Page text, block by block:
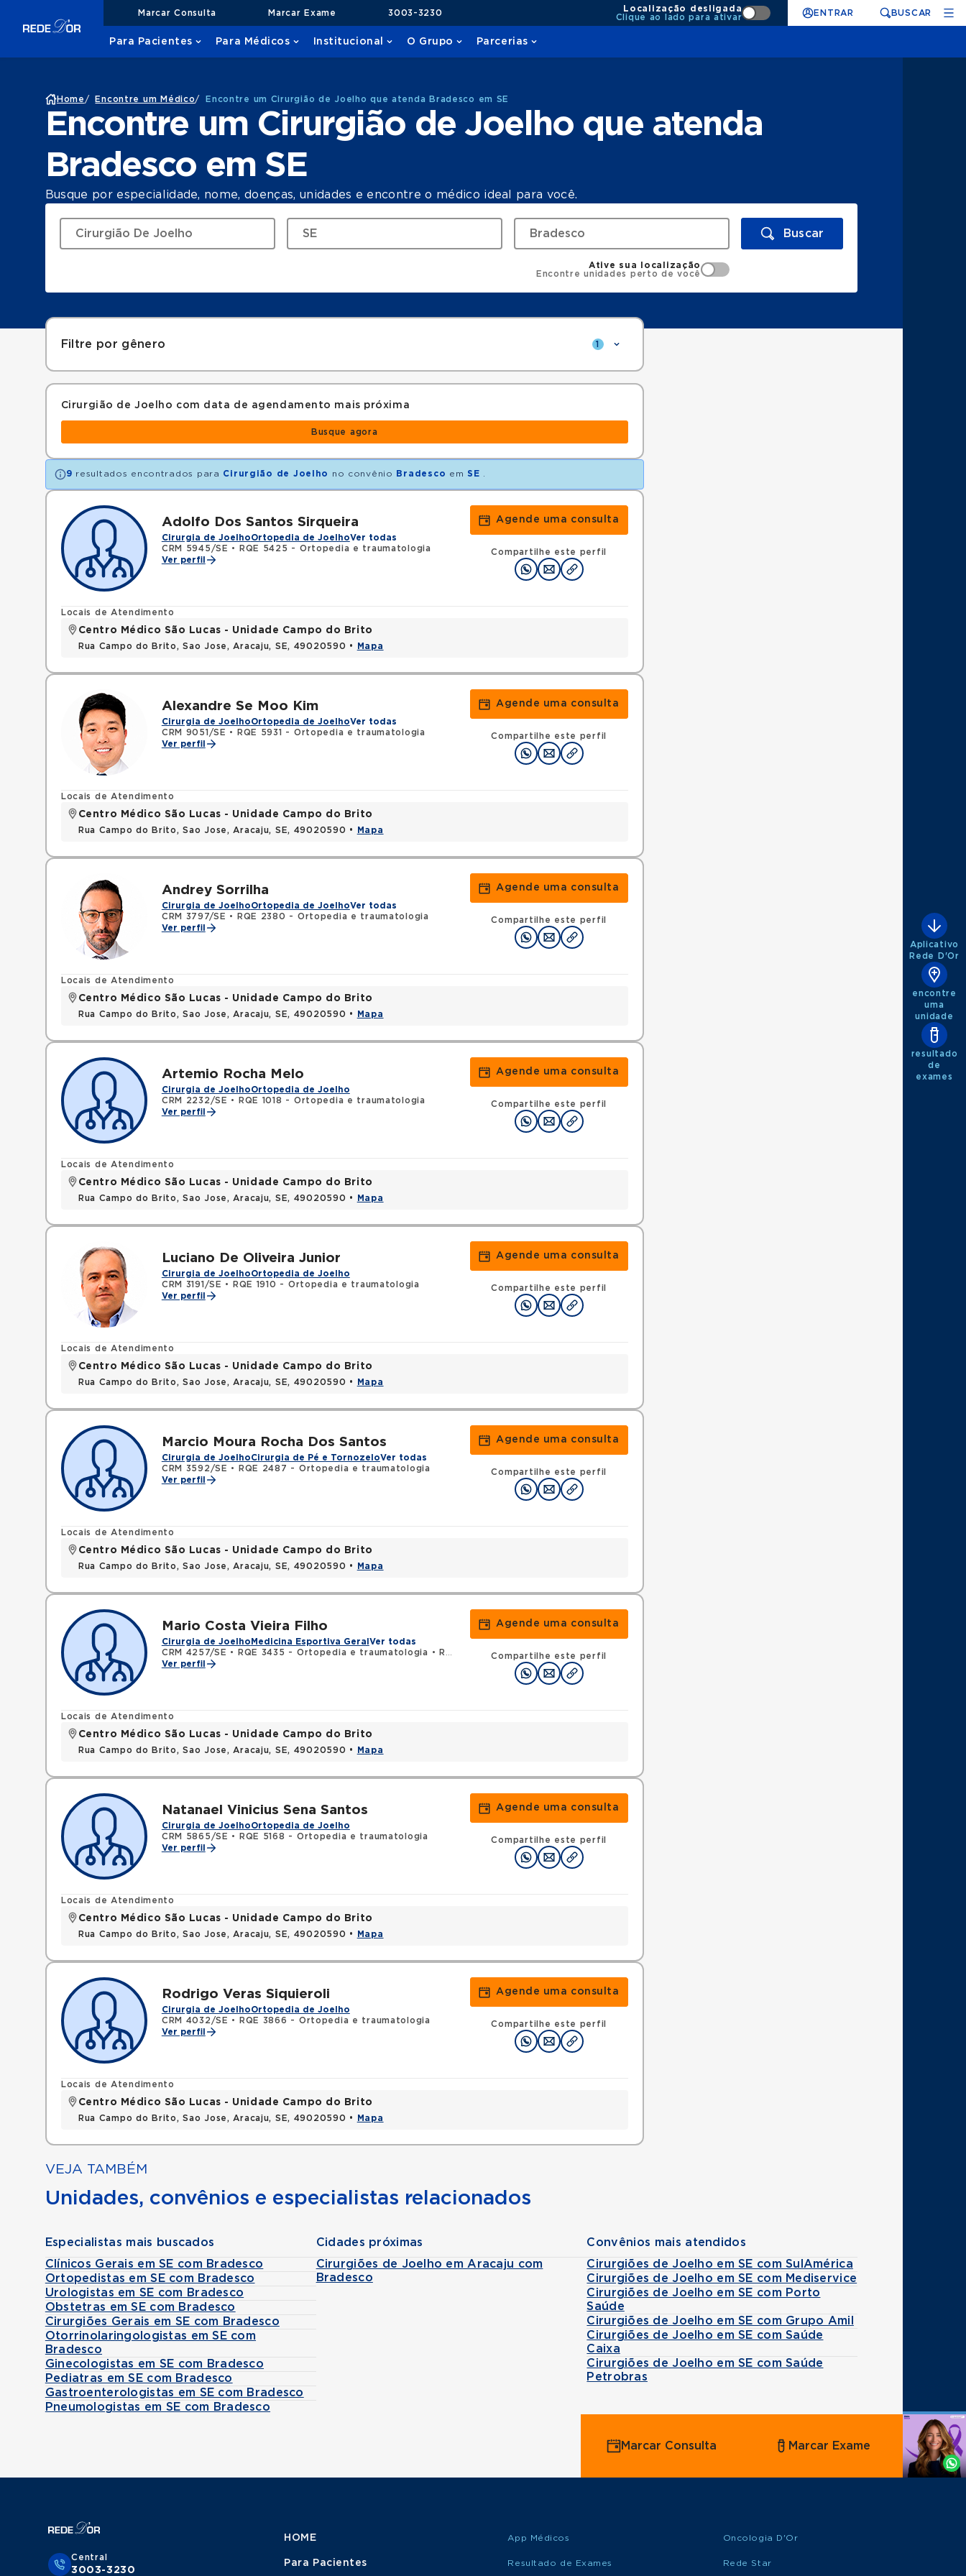
Marcar Consulta Marcar Exame 3003-3230
Localização desligada
Clique ao lado para ativar
ENTRAR BUSCAR
Para Pacientes Para Médicos Institucional O Grupo Parcerias
Home / Encontre um Médico/ Encontre um Cirurgião de Joelho que atenda Bradesco em SE
Encontre um Cirurgião de Joelho que atenda
Bradesco em SE
Busque por especialidade, nome, doenças, unidades e encontre o médico ideal para você.
Buscar
Ative sua localização
Encontre unidades perto de você
Filtre por gênero 1
Cirurgião de Joelho com data de agendamento mais próxima
Busque agora
9 resultados encontrados para Cirurgião de Joelho no convênio Bradesco em SE
Adolfo Dos Santos Sirqueira
Cirurgia de JoelhoOrtopedia de JoelhoVer todas
CRM 5945/SE •
RQE 5425 - Ortopedia e traumatologia
Ver perfil
Agende uma consulta
Compartilhe este perfil
Locais de Atendimento
Centro Médico São Lucas - Unidade Campo do Brito
Rua Campo do Brito, Sao Jose, Aracaju, SE, 49020590 • Mapa
Alexandre Se Moo Kim
Cirurgia de JoelhoOrtopedia de JoelhoVer todas
CRM 9051/SE •
RQE 5931 - Ortopedia e traumatologia
Ver perfil
Agende uma consulta
Compartilhe este perfil
Locais de Atendimento
Centro Médico São Lucas - Unidade Campo do Brito
Rua Campo do Brito, Sao Jose, Aracaju, SE, 49020590 • Mapa
Andrey Sorrilha
Cirurgia de JoelhoOrtopedia de JoelhoVer todas
CRM 3797/SE •
RQE 2380 - Ortopedia e traumatologia
Ver perfil
Agende uma consulta
Compartilhe este perfil
Locais de Atendimento
Centro Médico São Lucas - Unidade Campo do Brito
Rua Campo do Brito, Sao Jose, Aracaju, SE, 49020590 • Mapa
Artemio Rocha Melo
Cirurgia de JoelhoOrtopedia de Joelho
CRM 2232/SE •
RQE 1018 - Ortopedia e traumatologia
Ver perfil
Agende uma consulta
Compartilhe este perfil
Locais de Atendimento
Centro Médico São Lucas - Unidade Campo do Brito
Rua Campo do Brito, Sao Jose, Aracaju, SE, 49020590 • Mapa
Luciano De Oliveira Junior
Cirurgia de JoelhoOrtopedia de Joelho
CRM 3191/SE •
RQE 1910 - Ortopedia e traumatologia
Ver perfil
Agende uma consulta
Compartilhe este perfil
Locais de Atendimento
Centro Médico São Lucas - Unidade Campo do Brito
Rua Campo do Brito, Sao Jose, Aracaju, SE, 49020590 • Mapa
Marcio Moura Rocha Dos Santos
Cirurgia de JoelhoCirurgia de Pé e TornozeloVer todas
CRM 3592/SE •
RQE 2487 - Ortopedia e traumatologia
Ver perfil
Agende uma consulta
Compartilhe este perfil
Locais de Atendimento
Centro Médico São Lucas - Unidade Campo do Brito
Rua Campo do Brito, Sao Jose, Aracaju, SE, 49020590 • Mapa
Mario Costa Vieira Filho
Cirurgia de Joelho Medicina Esportiva Geral Ver todas
CRM 4257/SE • RQE 3435 - Ortopedia e traumatologia •
RQE 4357 - Medicina esportiva
Ver perfil
Agende uma consulta
Compartilhe este perfil
Locais de Atendimento
Centro Médico São Lucas - Unidade Campo do Brito
Rua Campo do Brito, Sao Jose, Aracaju, SE, 49020590 • Mapa
Natanael Vinicius Sena Santos
Cirurgia de JoelhoOrtopedia de Joelho
CRM 5865/SE •
RQE 5168 - Ortopedia e traumatologia
Ver perfil
Agende uma consulta
Compartilhe este perfil
Locais de Atendimento
Centro Médico São Lucas - Unidade Campo do Brito
Rua Campo do Brito, Sao Jose, Aracaju, SE, 49020590 • Mapa
Rodrigo Veras Siquieroli
Cirurgia de JoelhoOrtopedia de Joelho
CRM 4032/SE •
RQE 3866 - Ortopedia e traumatologia
Ver perfil
Agende uma consulta
Compartilhe este perfil
Locais de Atendimento
Centro Médico São Lucas - Unidade Campo do Brito
Rua Campo do Brito, Sao Jose, Aracaju, SE, 49020590 • Mapa
VEJA TAMBÉM
Unidades, convênios e especialistas relacionados
Especialistas mais buscados
Clínicos Gerais em SE com Bradesco
Ortopedistas em SE com Bradesco
Urologistas em SE com Bradesco
Obstetras em SE com Bradesco
Cirurgiões Gerais em SE com Bradesco
Otorrinolaringologistas em SE com
Bradesco
Ginecologistas em SE com Bradesco
Pediatras em SE com Bradesco
Gastroenterologistas em SE com Bradesco
Pneumologistas em SE com Bradesco
Cidades próximas
Cirurgiões de Joelho em Aracaju com
Bradesco
Convênios mais atendidos
Cirurgiões de Joelho em SE com SulAmérica
Cirurgiões de Joelho em SE com Mediservice
Cirurgiões de Joelho em SE com Porto
Saúde
Cirurgiões de Joelho em SE com Grupo Amil
Cirurgiões de Joelho em SE com Saúde
Caixa
Cirurgiões de Joelho em SE com Saúde
Petrobras
Aplicativo
Rede D'Or
encontre
uma
unidade
resultado
de
exames
Agende
Whatsapp
Marcar Consulta Marcar Exame
Central
3003-3230
HOME
Para Pacientes
App Médicos
Resultado de Exames
Oncologia D'Or
Rede Star